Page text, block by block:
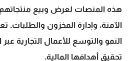
هذه المنصات لعرض وبيع منتجاتهم،
الآمنة، وإدارة المخزون
النمو والتوسع للأعمال التجارية
تحقيق أهدافها المالية.